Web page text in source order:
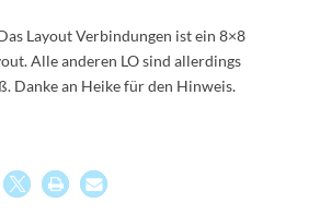
Layout Verbindungen ist ein 8×8
Alle anderen LO sind allerdings
Danke an Heike für den Hinweis.